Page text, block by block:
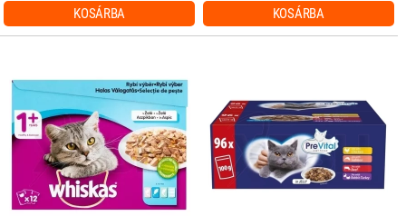
KOSÁRBA KOSÁRBA